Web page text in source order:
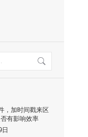
，加时间戳来区
有影响效率